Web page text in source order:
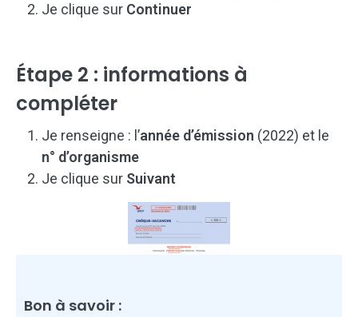
Je clique sur Continuer
Étape 2 : informations à
compléter
Je renseigne : l’année d’émission (2022) et le
n° d’organisme
Je clique sur Suivant
Bon à savoir :